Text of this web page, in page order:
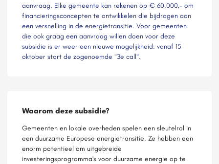
aanvraag. Elke gemeente kan rekenen op € 60.000,- om
financieringsconcepten te ontwikkelen die bijdragen aan
een versnelling in de energietransitie. Voor gemeenten
die ook graag een aanvraag willen doen voor deze
subsidie is er weer een nieuwe mogelijkheid: vanaf 15
oktober start de zogenoemde "3e call".
Waarom deze subsidie?
Gemeenten en lokale overheden spelen een sleutelrol in
een duurzame Europese energietransitie. Ze hebben een
enorm potentieel om uitgebreide
investeringsprogramma's voor duurzame energie op te